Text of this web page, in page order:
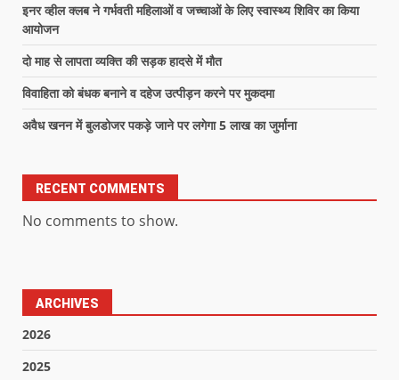
इनर व्हील क्लब ने गर्भवती महिलाओं व जच्चाओं के लिए स्वास्थ्य शिविर का किया
आयोजन
दो माह से लापता व्यक्ति की सड़क हादसे में मौत
विवाहिता को बंधक बनाने व दहेज उत्पीड़न करने पर मुकदमा
अवैध खनन में बुलडोजर पकड़े जाने पर लगेगा 5 लाख का जुर्माना
RECENT COMMENTS
No comments to show.
ARCHIVES
2026
2025